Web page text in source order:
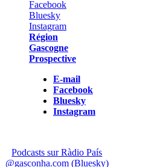
Région
Gascogne
Prospective
E-mail
Facebook
Bluesky
Instagram
Podcasts sur Ràdio País
@gasconha.com (Bluesky)